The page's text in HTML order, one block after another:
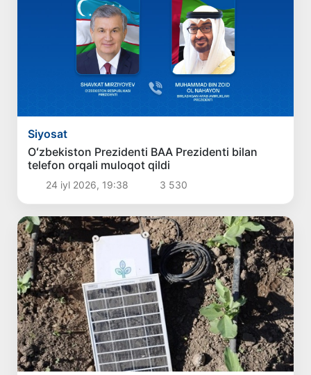
Siyosat
Oʻzbekiston Prezidenti BAA Prezidenti bilan
telefon orqali muloqot qildi
24 iyl 2026, 19:38 3 530